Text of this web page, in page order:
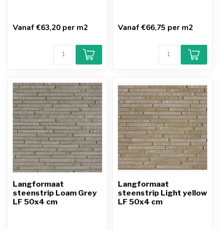
Vanaf €63,20 per m2 Vanaf €66,75 per m2
Langformaat
steenstrip Loam Grey
LF 50x4 cm
Langformaat
steenstrip Light yellow
LF 50x4 cm